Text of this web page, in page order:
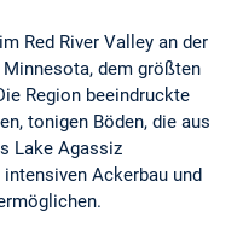
Red River Valley an der
dem größten
Region beeindruckte
tonigen Böden, die aus
Lake Agassiz
Ackerbau und